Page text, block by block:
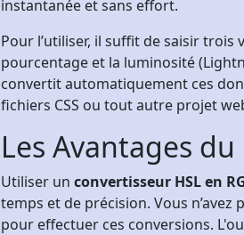
instantanée et sans effort.
Pour l’utiliser, il suffit de saisir
pourcentage et la luminosité
convertit automatiquement ces
fichiers CSS ou tout autre projet
Les Avantages
Utiliser un convertisseur HSL en
temps et de précision. Vous
pour effectuer ces conversions.